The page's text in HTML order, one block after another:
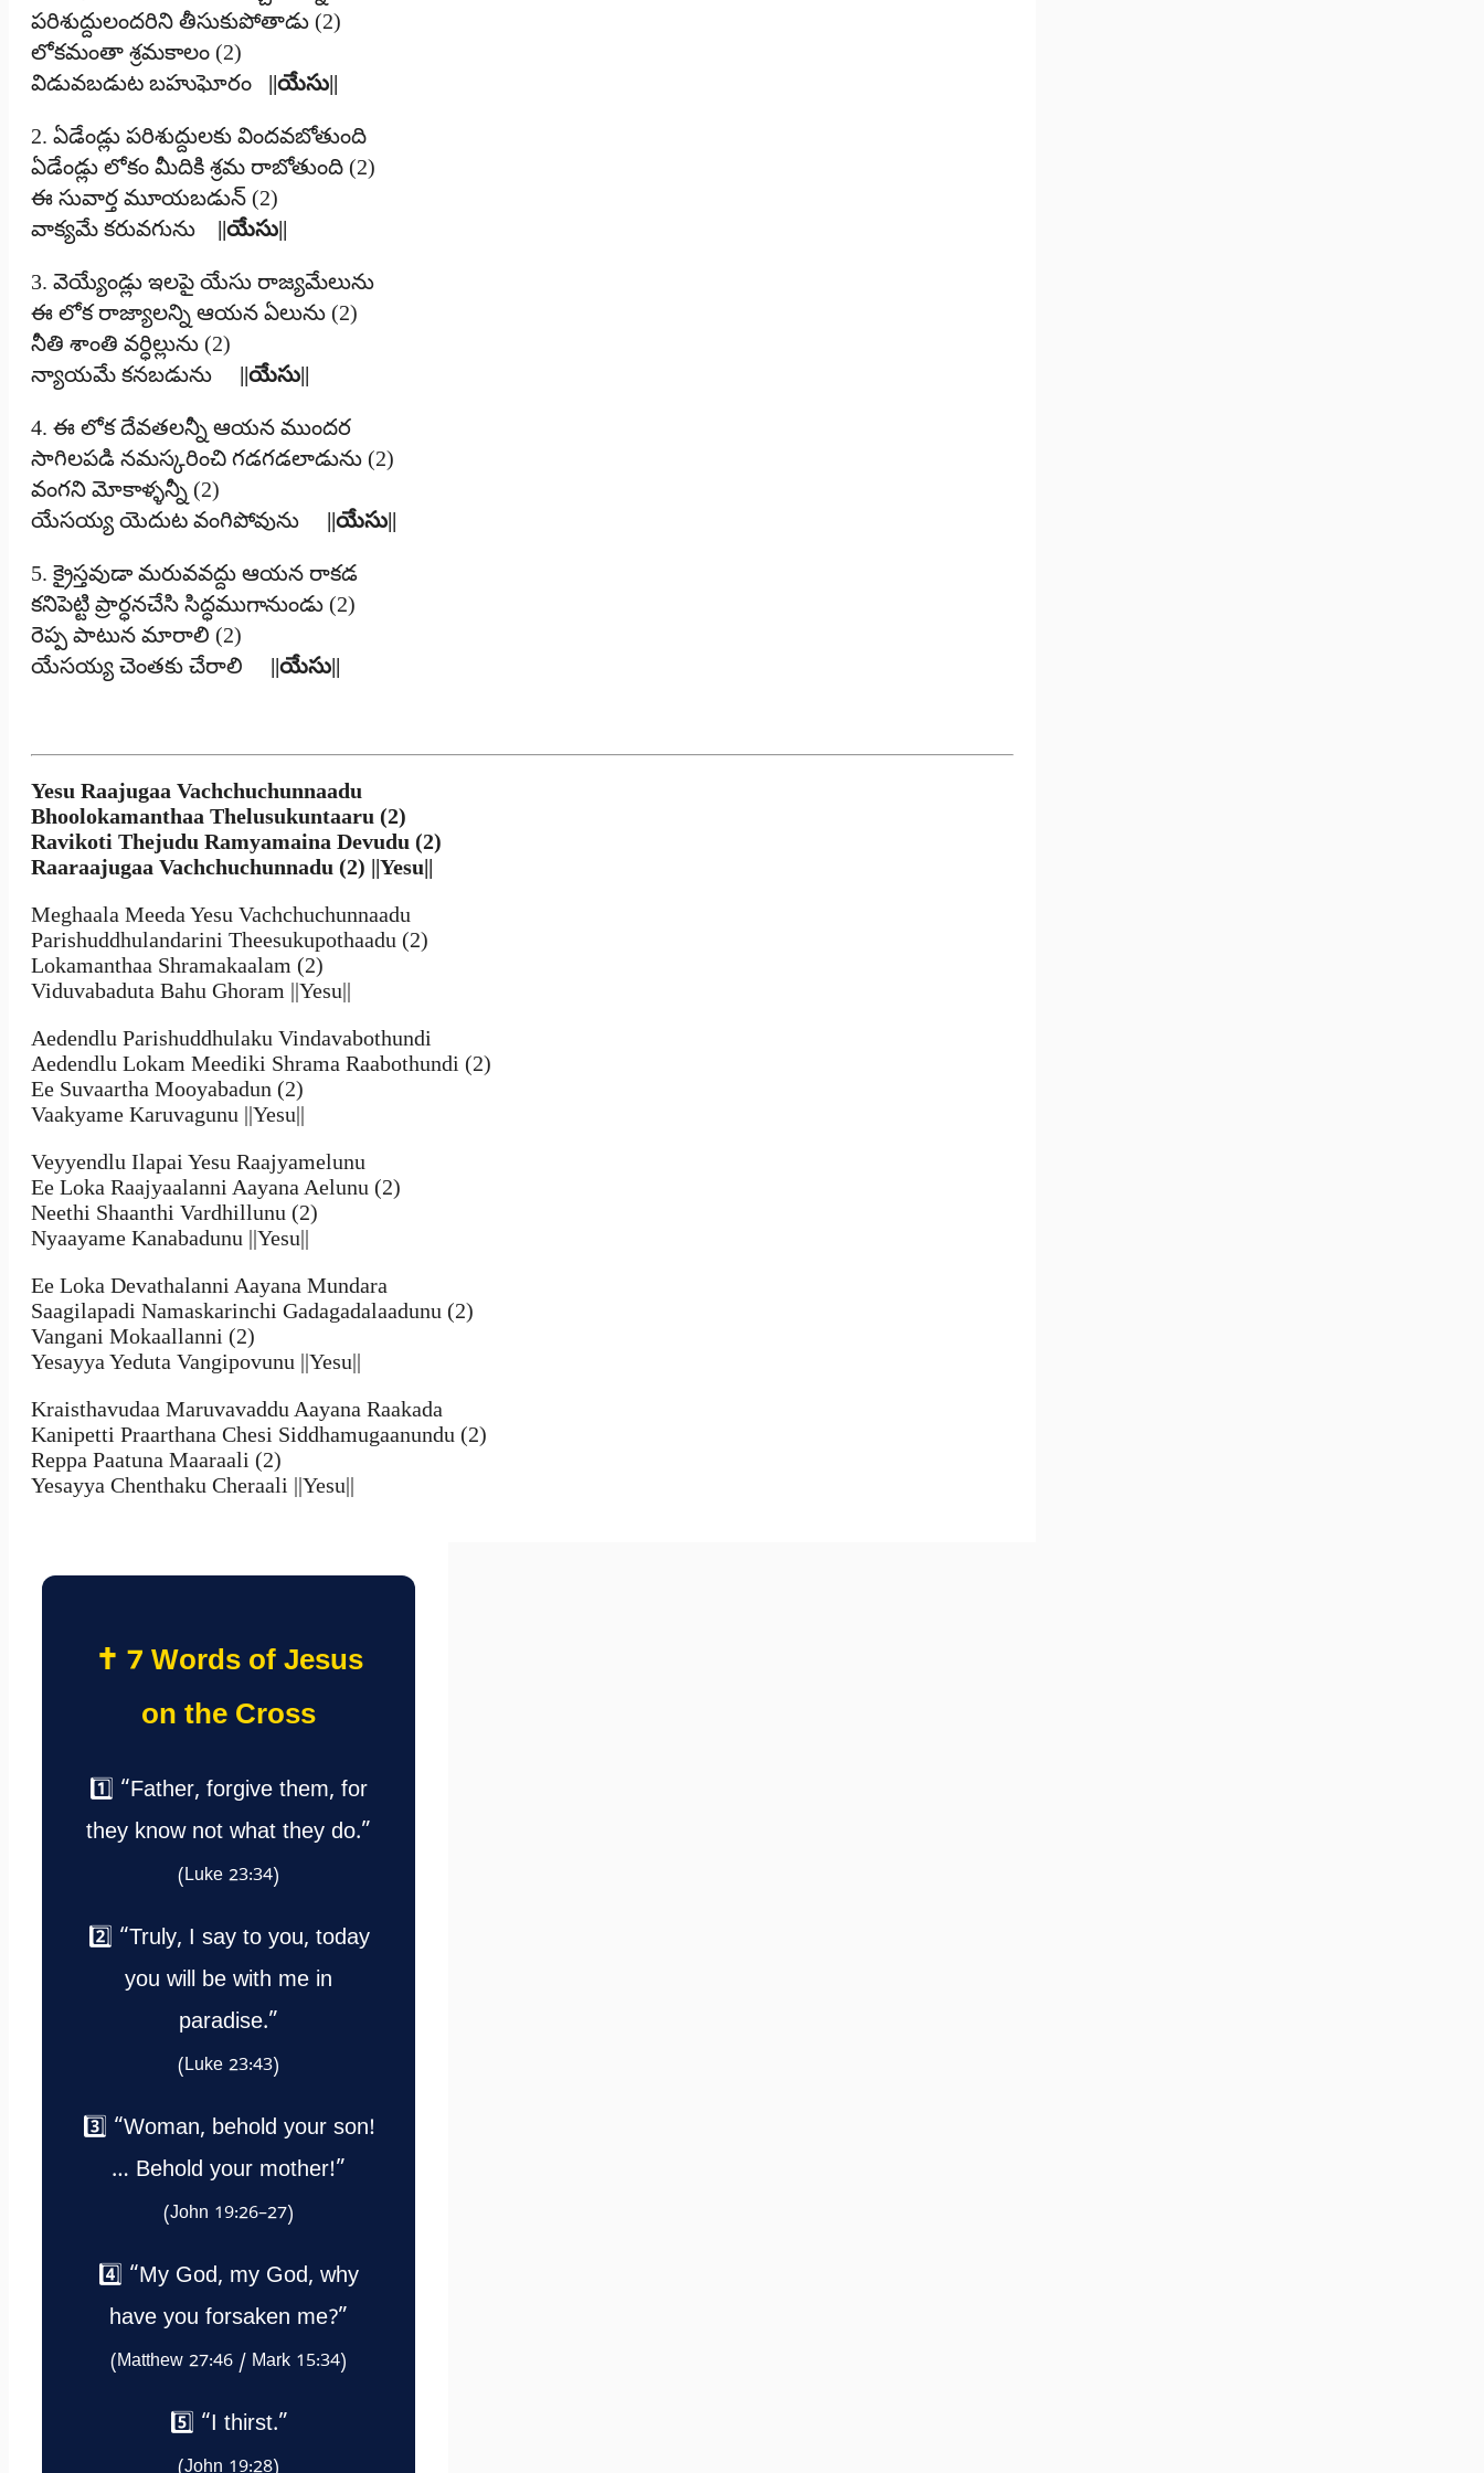
పరిశుద్దులందరిని తీసుకుపోతాడు (2)
లోకమంతా శ్రమకాలం (2)
విడువబడుట బహుఘోరం
||యేసు||
2. ఏడేండ్లు పరిశుద్దులకు విందవబోతుంది
ఏడేండ్లు లోకం మీదికి శ్రమ రాబోతుంది (2)
ఈ సువార్త మూయబడున్‌ (2)
వాక్యమే కరువగును
||యేసు||
3. వెయ్యేండ్లు ఇలపై యేసు రాజ్యమేలును
ఈ లోక రాజ్యాలన్ని ఆయన ఏలును (2)
నీతి శాంతి వర్ధిల్లును (2)
న్యాయమే కనబడును ||యేసు||
4. ఈ లోక దేవతలన్నీ ఆయన ముందర
సాగిలపడి నమస్కరించి గడగడలాడును (2)
వంగని మోకాళ్ళన్నీ (2)
యేసయ్య యెదుట వంగిపోవును ||యేసు||
5. క్రైస్తవుడా మరువవద్దు ఆయన రాకడ
కనిపెట్టి ప్రార్ధనచేసి సిద్ధముగానుండు (2)
రెప్ప పాటున మారాలి (2)
యేసయ్య చెంతకు చేరాలి ||యేసు||
Yesu Raajugaa Vachchuchunnaadu
Bhoolokamanthaa Thelusukuntaaru (2)
Ravikoti Thejudu Ramyamaina Devudu (2)
Raaraajugaa Vachchuchunnadu (2) ||Yesu||
Meghaala Meeda Yesu Vachchuchunnaadu
Parishuddhulandarini Theesukupothaadu (2)
Lokamanthaa Shramakaalam (2)
Viduvabaduta Bahu Ghoram ||Yesu||
Aedendlu Parishuddhulaku Vindavabothundi
Aedendlu Lokam Meediki Shrama Raabothundi (2)
Ee Suvaartha Mooyabadun (2)
Vaakyame Karuvagunu ||Yesu||
Veyyendlu Ilapai Yesu Raajyamelunu
Ee Loka Raajyaalanni Aayana Aelunu (2)
Neethi Shaanthi Vardhillunu (2)
Nyaayame Kanabadunu ||Yesu||
Ee Loka Devathalanni Aayana Mundara
Saagilapadi Namaskarinchi Gadagadalaadunu (2)
Vangani Mokaallanni (2)
Yesayya Yeduta Vangipovunu ||Yesu||
Kraisthavudaa Maruvavaddu Aayana Raakada
Kanipetti Praarthana Chesi Siddhamugaanundu (2)
Reppa Paatuna Maaraali (2)
Yesayya Chenthaku Cheraali ||Yesu||
✝️ 7 Words of Jesus
on the Cross
1️⃣ “Father, forgive them, for
they know not what they do.”
(Luke 23:34)
2️⃣ “Truly, I say to you, today
you will be with me in
paradise.”
(Luke 23:43)
3️⃣ “Woman, behold your son!
… Behold your mother!”
(John 19:26–27)
4️⃣ “My God, my God, why
have you forsaken me?”
(Matthew 27:46 / Mark 15:34)
5️⃣ “I thirst.”